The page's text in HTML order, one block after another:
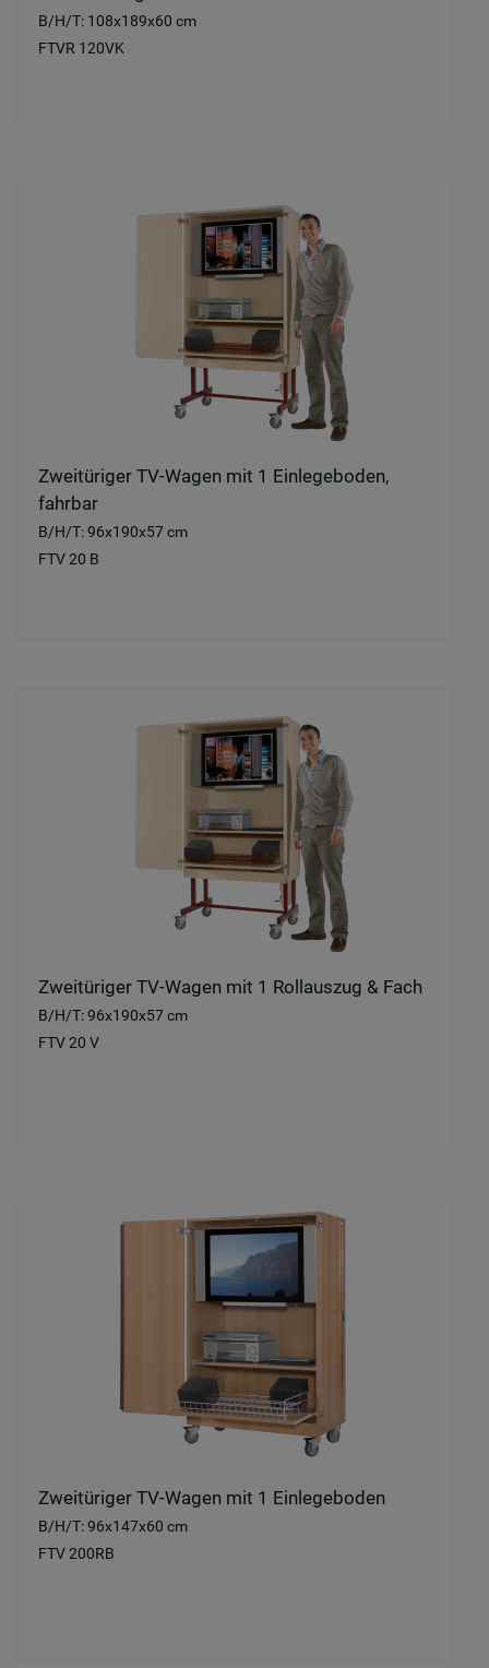
B/H/T: 108x189x60 cm
FTVR 120VK
Zweitüriger TV-Wagen mit 1 Einlegeboden,
fahrbar
B/H/T: 96x190x57 cm
FTV 20 B
Zweitüriger TV-Wagen mit 1 Rollauszug & Fach
B/H/T: 96x190x57 cm
FTV 20 V
Zweitüriger TV-Wagen mit 1 Einlegeboden
B/H/T: 96x147x60 cm
FTV 200RB